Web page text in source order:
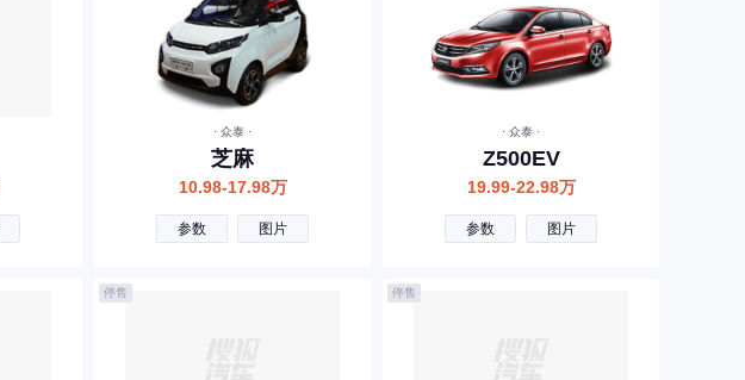
· 众泰 ·
芝麻
10.98-17.98万
参数 图片
· 众泰 ·
Z500EV
19.99-22.98万
参数 图片
停售 停售